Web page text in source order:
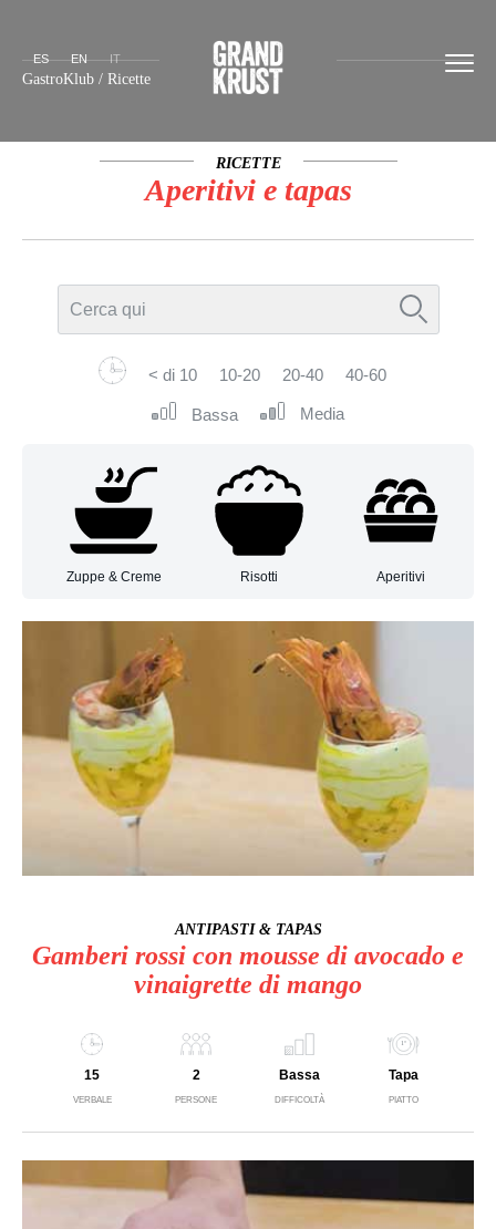
GastroKlub / Ricette
ES EN IT
RICETTE
Aperitivi e tapas
< di 10 10-20 20-40 40-60
Bassa Media
Zuppe & Creme Risotti Aperitivi
ANTIPASTI & TAPAS
Gamberi rossi con mousse di avocado e
vinaigrette di mango
15
VERBALE
2
PERSONE
Bassa
DIFFICOLTÀ
Tapa
PIATTO